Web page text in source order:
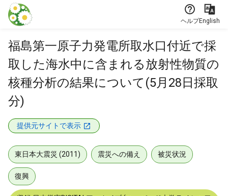
本文に飛ぶ
ヘルプEnglish
福島第一原子力発電所取水口付近で採
取した海水中に含まれる放射性物質の
核種分析の結果について(5月28日採取
分)
提供元サイトで表示
東日本大震災 (2011) 震災への備え 被災状況
復興